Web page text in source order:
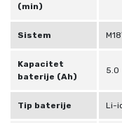
(min)
Sistem
Kapacitet
baterije (Ah)
5.0
Tip baterije Li-